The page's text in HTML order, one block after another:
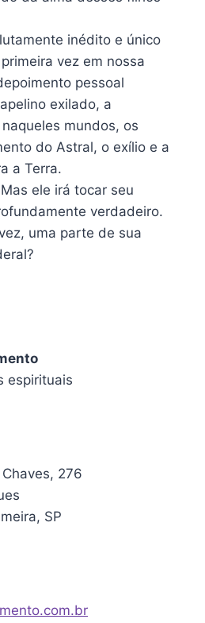
inédito e único
vez em nossa
pessoal
exilado, a
mundos, os
do Astral, o exílio e a
a Terra.
ele irá tocar seu
verdadeiro.
uma parte de sua
espirituais
276
SP